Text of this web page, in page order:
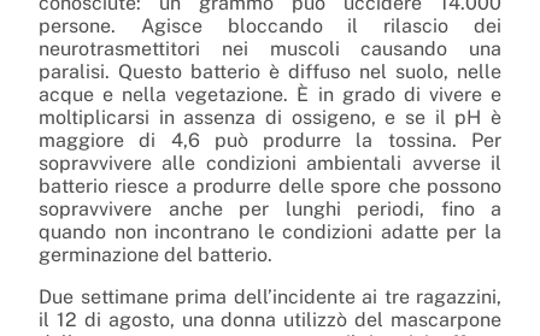
persone. Agisce bloccando il rilascio dei
neurotrasmettitori nei muscoli causando una
paralisi. Questo batterio è diffuso nel suolo, nelle
acque e nella vegetazione. È in grado di vivere e
moltiplicarsi in assenza di ossigeno, e se il pH è
maggiore di 4,6 può produrre la tossina. Per
sopravvivere alle condizioni ambientali avverse il
batterio riesce a produrre delle spore che possono
sopravvivere anche per lunghi periodi, fino a
quando non incontrano le condizioni adatte per la
germinazione del batterio.
Due settimane prima dell’incidente ai tre ragazzini,
il 12 di agosto, una donna utilizzò del mascarpone